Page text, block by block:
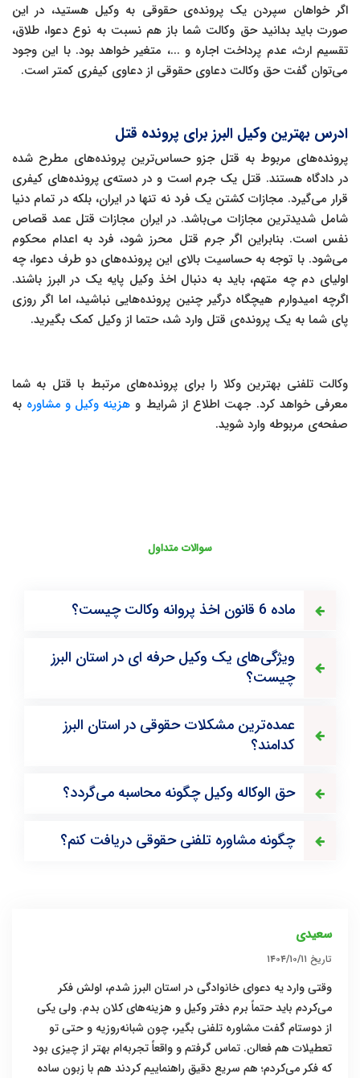
اگر خواهان سپردن یک پرونده‌ی حقوقی به وکیل هستید، در این
صورت باید بدانید حق وکالت شما باز هم نسبت به نوع دعوا، طلاق،
تقسیم ارث، عدم پرداخت اجاره و ...، متغیر خواهد بود. با این وجود
می‌توان گفت حق وکالت دعاوی حقوقی از دعاوی کیفری کمتر است.
ادرس بهترین وکیل البرز برای پرونده قتل
پرونده‌های مربوط به قتل جزو حساس‌ترین پرونده‌های مطرح شده
در دادگاه هستند. قتل یک جرم است و در دسته‌ی پرونده‌های کیفری
قرار می‌گیرد. مجازات کشتن یک فرد نه تنها در ایران، بلکه در تمام دنیا
شامل شدیدترین مجازات می‌باشد. در ایران مجازات قتل عمد قصاص
نفس است. بنابراین اگر جرم قتل محرز شود، فرد به اعدام محکوم
می‌شود. با توجه به حساسیت بالای این پرونده‌های دو طرف دعوا، چه
اولیای دم چه متهم، باید به دنبال اخذ وکیل پایه یک در البرز باشند.
اگرچه امیدوارم هیچگاه درگیر چنین پرونده‌هایی نباشید، اما اگر روزی
پای شما به یک پرونده‌ی قتل وارد شد، حتما از وکیل کمک بگیرید.
وکالت تلفنی بهترین وکلا را برای پرونده‌های مرتبط با قتل به شما
معرفی خواهد کرد. جهت اطلاع از شرایط و هزینه وکیل و مشاوره به
صفحه‌ی مربوطه وارد شوید.
سوالات متداول
ماده 6 قانون اخذ پروانه وکالت چیست؟
ویژگی‌های یک وکیل حرفه ای در استان البرز
چیست؟
عمده‌ترین مشکلات حقوقی در استان البرز
کدامند؟
حق الوکاله وکیل چگونه محاسبه می‌گردد؟
چگونه مشاوره تلفنی حقوقی دریافت کنم؟
سعیدی
تاریخ ۱۴۰۴/۱۰/۱۱
وقتی وارد یه دعوای خانوادگی در استان البرز شدم، اولش فکر
می‌کردم باید حتماً برم دفتر وکیل و هزینه‌های کلان بدم. ولی یکی
از دوستام گفت مشاوره تلفنی بگیر، چون شبانه‌روزیه و حتی تو
تعطیلات هم فعالن. تماس گرفتم و واقعاً تجربه‌ام بهتر از چیزی بود
که فکر می‌کردم؛ هم سریع دقیق راهنماییم کردند هم با زبون ساده